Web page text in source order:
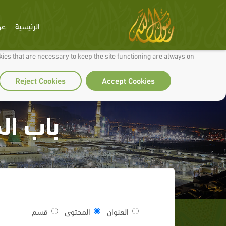
to make our site work well for you and so we can continually improve it.
that are necessary to keep the site functioning are always on
Accept Cookies
Reject Cookies
الرئيسية
باب
العنوان المحتوى قسم